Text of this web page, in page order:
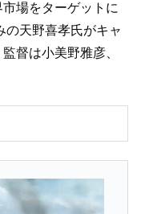
市場をターゲットに
の天野喜孝氏がキャ
監督は小美野雅彦、